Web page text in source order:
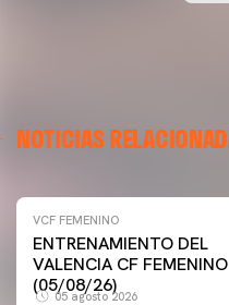
NOTICIAS
VCF FEMENINO
ENTRENAMIENTO DEL
VALENCIA CF FEMENINO
(05/08/26)
05 agosto 2026
VCF FEMENINO
ENTRENAMIENTO DEL
(04/08/26)